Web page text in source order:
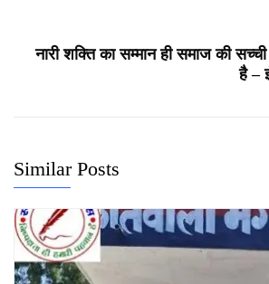
नारी शक्ति का सम्मान ही समाज की
है –
Similar Posts